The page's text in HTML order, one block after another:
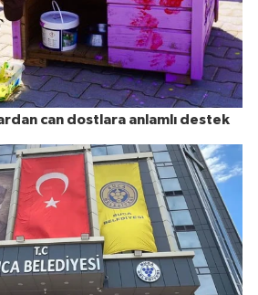
can dostlara anlamlı destek